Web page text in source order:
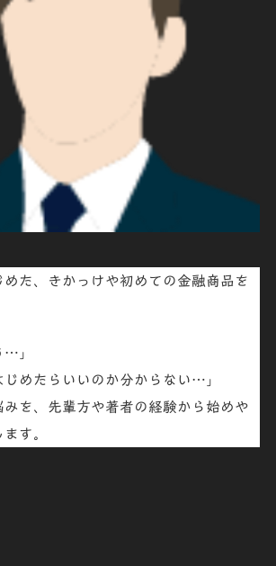
た、きかっけや初めての金融商品を
…」
じめたらいいのか分からない…」
みを、先輩方や著者の経験から始めや
す。